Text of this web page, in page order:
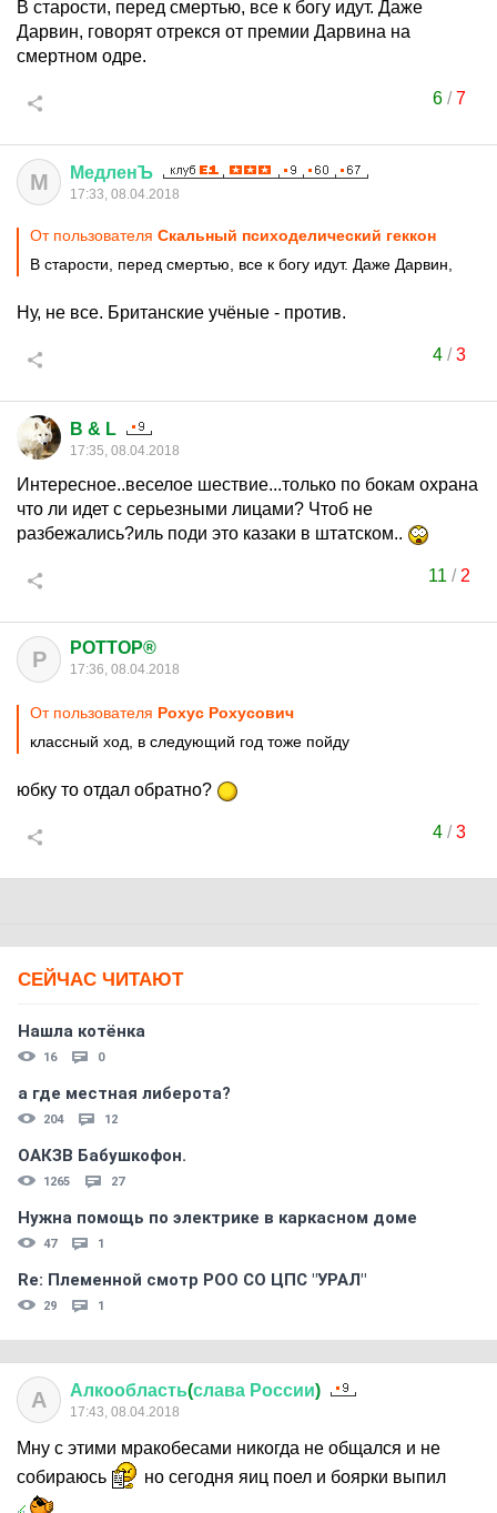
В старости, перед смертью, все к богу идут. Даже
Дарвин, говорят отрекся от премии Дарвина на
смертном одре.
6/7
М МедленЪ
17:33, 08.04.2018
От пользователя Скальный психоделический геккон
В старости, перед смертью, все к богу идут. Даже Дарвин,
Ну, не все. Британские учёные - против.
4/3
B & L
17:35, 08.04.2018
Интересное..веселое шествие...только по бокам охрана
что ли идет с серьезными лицами? Чтоб не
разбежались?иль поди это казаки в штатском..
11 / 2
P POTTOP®
17:36, 08.04.2018
От пользователя Рохус Рохусович
классный ход, в следующий год тоже пойду
юбку то отдал обратно?
4/3
СЕЙЧАС ЧИТАЮТ
Нашла котёнка
16 0
а где местная либерота?
204 12
ОАКЗВ Бабушкофон.
1265 27
Нужна помощь по электрике в каркасном доме
47 1
Re: Племеннoй смoтр РOO CO ЦПС "УРАЛ"
29 1
А Алкообласть(слава России)
17:43, 08.04.2018
Мну с этими мракобесами никогда не общался и не
собираюсь
но сегодня яиц поел и боярки выпил